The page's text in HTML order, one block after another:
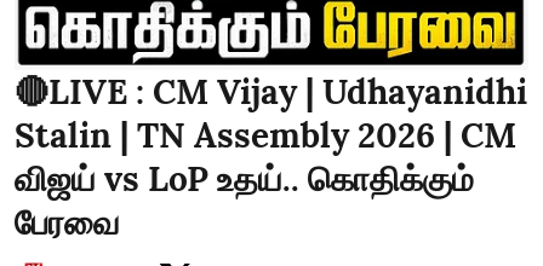
🔴LIVE : CM Vijay | Udhayanidhi
Stalin | TN Assembly 2026 | CM
விஜய் vs LoP உதய்.. கொதிக்கும்
பேரவை